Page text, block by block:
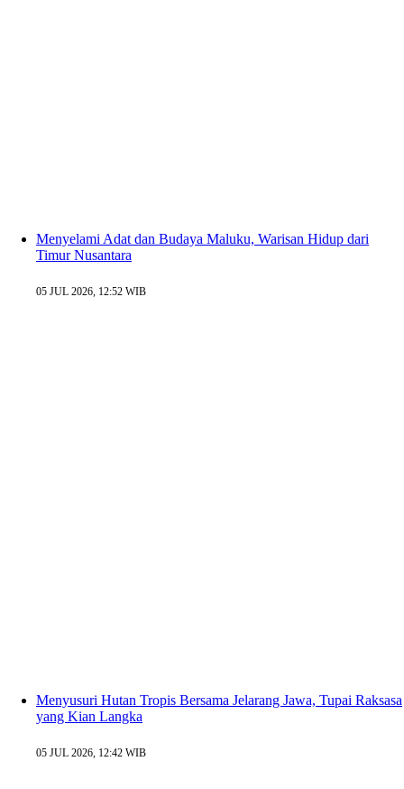
Menyelami Adat dan Budaya Maluku, Warisan Hidup dari
Timur Nusantara
05 JUL 2026, 12:52 WIB
Menyusuri Hutan Tropis Bersama Jelarang Jawa, Tupai Raksasa
yang Kian Langka
05 JUL 2026, 12:42 WIB